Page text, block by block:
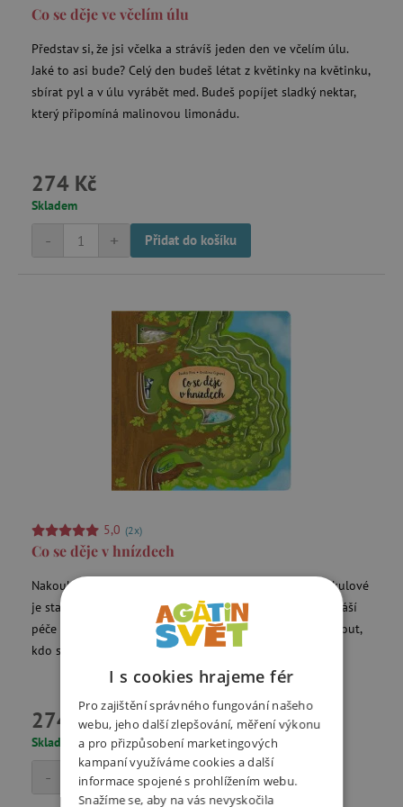
Co se děje ve včelím úlu
Představ si, že jsi včelka a strávíš jeden den ve včelím úlu.
Jaké to asi bude? Celý den budeš létat z květinky na květinku,
sbírat pyl a v úlu vyrábět med. Budeš popíjet sladký nektar,
který připomíná malinovou limonádu.
274 Kč
Skladem
+
- Přidat do košíku
5,0 (2x)
Co se děje v hnízdech
Nakoukněte do nejrůznějších hnízd a dozvíte se, jací šikulové
je staví, jak se ptáčata líhnou z vajíček a co všechno obnáší
péče o mladé. Mezerami skrze listoví si můžete prohlédnout,
kdo se na stromě schovává.
274 Kč
Skladem
+
- Přidat do košíku
I s cookies hrajeme fér
Pro zajištění správného fungování našeho
webu, jeho další zlepšování, měření výkonu
a pro přizpůsobení marketingových
kampaní využíváme cookies a další
informace spojené s prohlížením webu.
Snažíme se, aby na vás nevyskočila